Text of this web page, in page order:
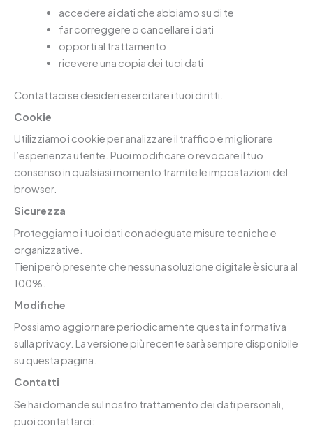
accedere ai dati che abbiamo su di te
far correggere o cancellare i dati
opporti al trattamento
ricevere una copia dei tuoi dati
Contattaci se desideri esercitare i tuoi diritti.
Cookie
Utilizziamo i cookie per analizzare il traffico e migliorare
l’esperienza utente. Puoi modificare o revocare il tuo
consenso in qualsiasi momento tramite le impostazioni del
browser.
Sicurezza
Proteggiamo i tuoi dati con adeguate misure tecniche e
organizzative.
Tieni però presente che nessuna soluzione digitale è sicura al
100%.
Modifiche
Possiamo aggiornare periodicamente questa informativa
sulla privacy. La versione più recente sarà sempre disponibile
su questa pagina.
Contatti
Se hai domande sul nostro trattamento dei dati personali,
puoi contattarci: